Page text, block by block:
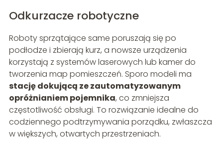
Odkurzacze robotyczne
Roboty sprzątające same poruszają się po
podłodze i zbierają kurz, a nowsze urządzenia
korzystają z systemów laserowych lub kamer do
tworzenia map pomieszczeń. Sporo modeli ma
stację dokującą ze zautomatyzowanym
opróżnianiem pojemnika, co zmniejsza
częstotliwość obsługi. To rozwiązanie idealne do
codziennego podtrzymywania porządku, zwłaszcza
w większych, otwartych przestrzeniach.